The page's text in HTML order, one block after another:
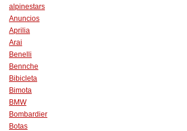
alpinestars
Anuncios
Aprilia
Arai
Benelli
Bennche
Bibicleta
Bimota
BMW
Bombardier
Botas